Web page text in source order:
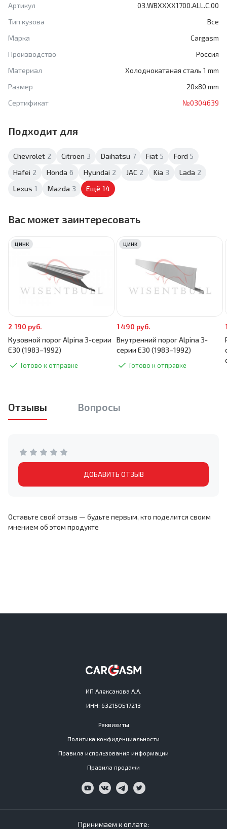
Артикул
03.WBXXXX1700.ALL.C.00
Тип кузова
Все
Марка
Cargasm
Производство
Россия
Материал
Холоднокатаная сталь 1 mm
Размер
20x80 mm
Сертификат
№0304639
Подходит для
Chevrolet 2 Citroen 3 Daihatsu 7 Fiat 5 Ford 5
Hafei 2 Honda 6 Hyundai 2 JAC 2 Kia 3 Lada 2
Lexus 1 Mazda 3 Ещё 14
Вас может заинтересовать
2 190 руб.
Кузовной порог Alpina 3-серии
E30 (1983–1992)
Готово к отправке
ЦИНК
1 490 руб.
Внутренний порог Alpina 3-
серии E30 (1983–1992)
Готово к отправке
ЦИНК
Отзывы Вопросы
ДОБАВИТЬ ОТЗЫВ
Оставьте свой отзыв — будьте первым, кто поделится своим
мнением об этом продукте
ИП Алексанова А.А.
ИНН: 632150517213
Реквизиты
Политика конфиденциальности
Правила использования информации
Правила продажи
Принимаем к оплате: